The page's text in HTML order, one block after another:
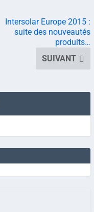
Intersolar Europe 2015 :
suite des nouveautés
produits…
SUIVANT